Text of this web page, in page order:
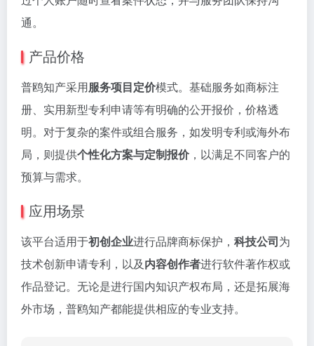
通。
产品价格
普鸥知产采用服务项目定价模式。基础服务如商标注
册、实用新型专利申请等有明确的公开报价，价格透
明。对于复杂的案件或组合服务，如发明专利或海外布
局，则提供个性化方案与定制报价，以满足不同客户的
预算与需求。
应用场景
该平台适用于初创企业进行品牌商标保护， 科技公司为
技术创新申请专利，以及内容创作者进行软件著作权或
作品登记。无论是进行国内知识产权布局，还是拓展海
外市场，普鸥知产都能提供相应的专业支持。